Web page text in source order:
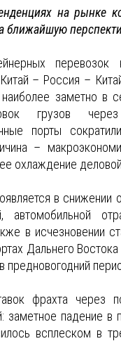
на рынке
ближайшую
Китай – Россия –
заметно в
грузов
порты
–
охлаждение деловой
в снижении
автомобильной
в исчезновении
Дальнего
предновогодний
фрахта через
заметное падение в
всплеском в